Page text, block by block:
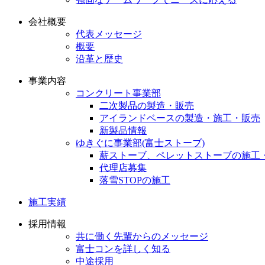
会社概要
代表メッセージ
概要
沿革と歴史
事業内容
コンクリート事業部
二次製品の製造・販売
アイランドベースの製造・施工・販売
新製品情報
ゆきぐに事業部(富士ストーブ)
薪ストーブ、ペレットストーブの施工
代理店募集
落雪STOPの施工
施工実績
採用情報
共に働く先輩からのメッセージ
富士コンを詳しく知る
中途採用